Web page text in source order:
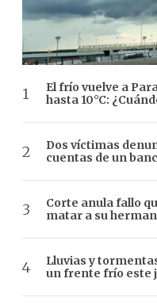
El frío vuelve a
hasta 10°C:
Dos víctimas
cuentas de un
Corte anula fallo
matar a su
Lluvias y
un frente frío este